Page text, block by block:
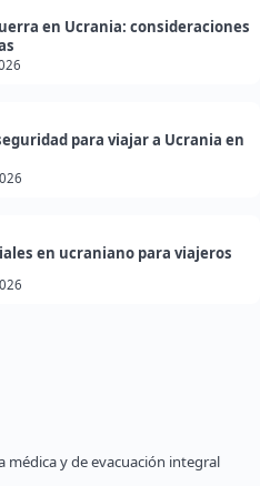
en Ucrania: consideraciones
para viajar a Ucrania en
en ucraniano para viajeros
médica y de evacuación integral